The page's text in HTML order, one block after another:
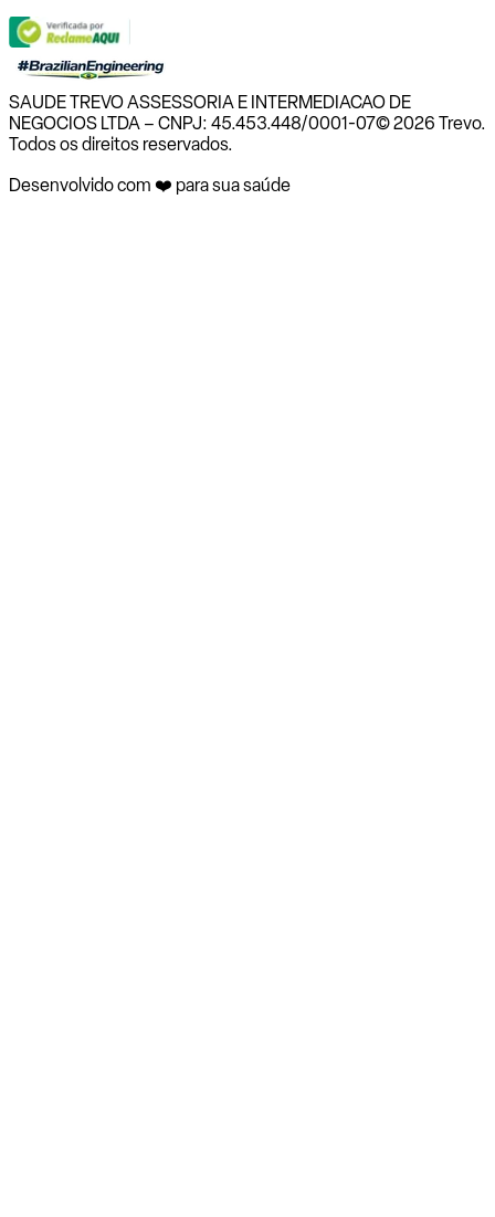
SAUDE TREVO ASSESSORIA E INTERMEDIACAO DE
NEGOCIOS LTDA – CNPJ: 45.453.448/0001-07© 2026 Trevo.
Todos os direitos reservados.
Desenvolvido com ❤️ para sua saúde